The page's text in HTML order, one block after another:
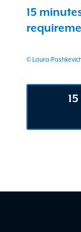
15
© Laura-